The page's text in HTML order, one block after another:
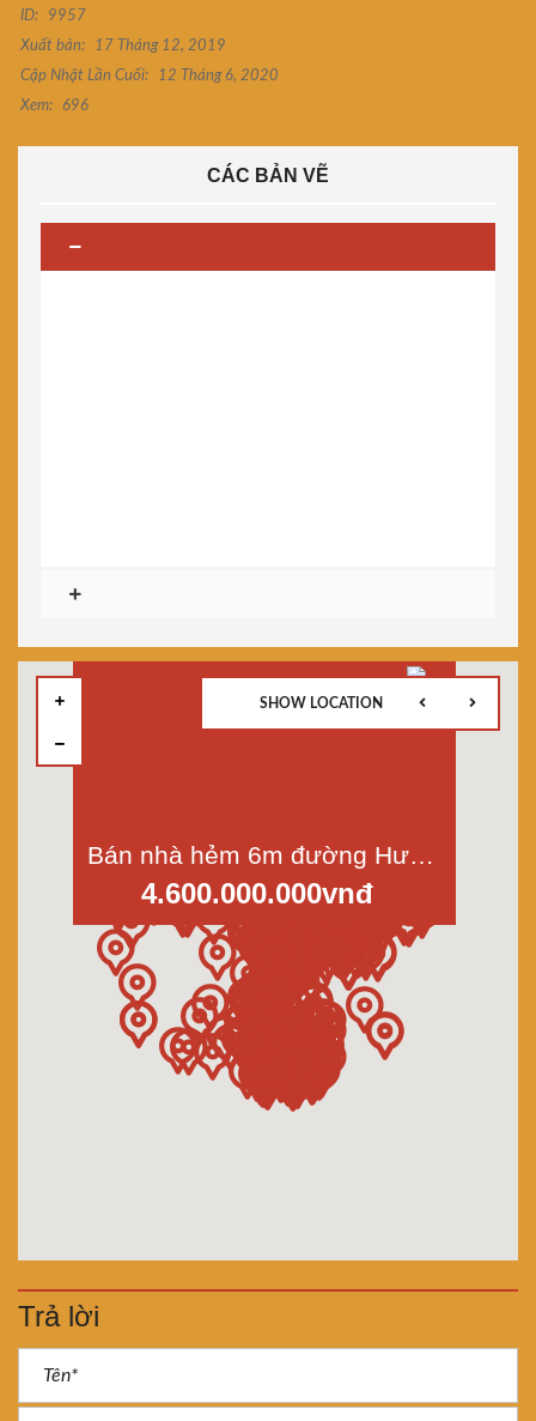
ID:
9957
Xuất bản:
17 Tháng 12, 2019
Cập Nhật Lần Cuối:
12 Tháng 6, 2020
Xem:
696
CÁC BẢN VẼ
Bán nhà hẻm 6m đường Hương Lộ 2, p Bình Trị Đông A, q Bình Tân, dt 5x11, 3 lầu
4.600.000.000vnđ
SHOW LOCATION
Trả lời